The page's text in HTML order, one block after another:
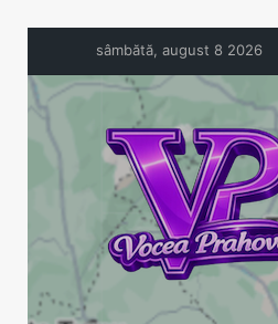
sâmbătă, august 8 2026